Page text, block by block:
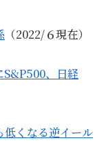
（2022/６現在）
S&P500、日経
低くなる逆イール